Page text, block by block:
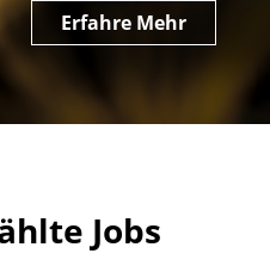
Erfahre Mehr
Jobs